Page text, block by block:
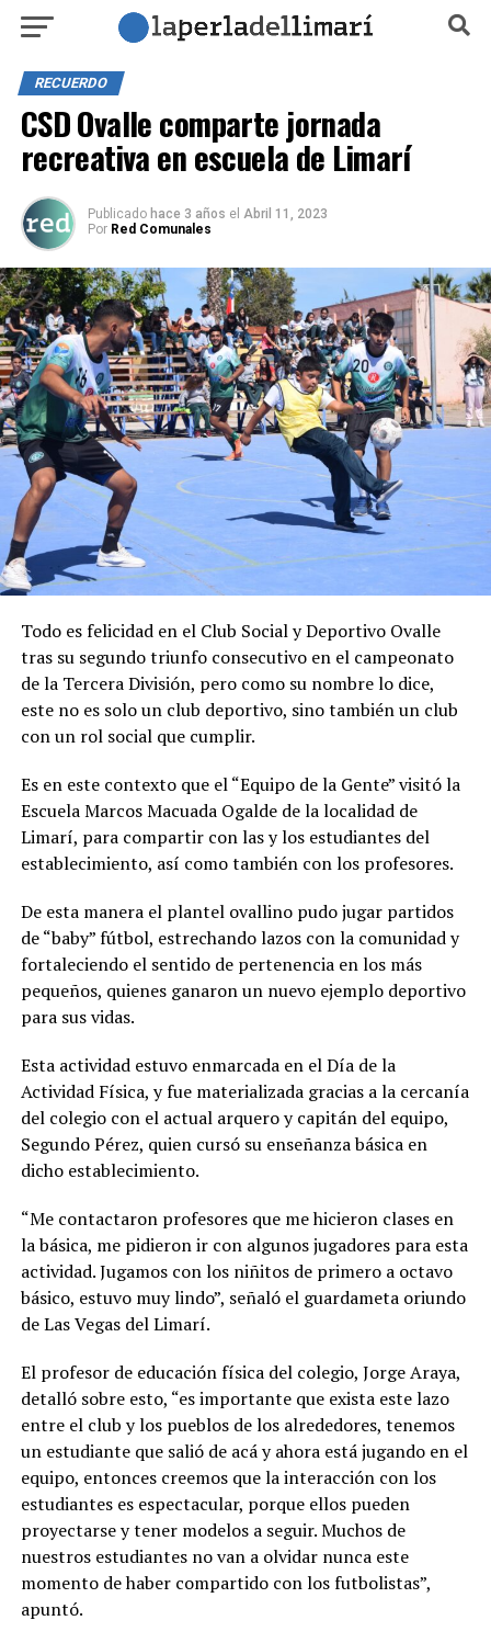
RECUERDO
CSD Ovalle comparte jornada
recreativa en escuela de Limarí
Publicado hace 3 años el Abril 11, 2023
Por Red Comunales
Todo es felicidad en el Club Social y Deportivo Ovalle
tras su segundo triunfo consecutivo en el campeonato
de la Tercera División, pero como su nombre lo dice,
este no es solo un club deportivo, sino también un club
con un rol social que cumplir.
Es en este contexto que el “Equipo de la Gente” visitó la
Escuela Marcos Macuada Ogalde de la localidad de
Limarí, para compartir con las y los estudiantes del
establecimiento, así como también con los profesores.
De esta manera el plantel ovallino pudo jugar partidos
de “baby” fútbol, estrechando lazos con la comunidad y
fortaleciendo el sentido de pertenencia en los más
pequeños, quienes ganaron un nuevo ejemplo deportivo
para sus vidas.
Esta actividad estuvo enmarcada en el Día de la
Actividad Física, y fue materializada gracias a la cercanía
del colegio con el actual arquero y capitán del equipo,
Segundo Pérez, quien cursó su enseñanza básica en
dicho establecimiento.
“Me contactaron profesores que me hicieron clases en
la básica, me pidieron ir con algunos jugadores para esta
actividad. Jugamos con los niñitos de primero a octavo
básico, estuvo muy lindo”, señaló el guardameta oriundo
de Las Vegas del Limarí.
El profesor de educación física del colegio, Jorge Araya,
detalló sobre esto, “es importante que exista este lazo
entre el club y los pueblos de los alrededores, tenemos
un estudiante que salió de acá y ahora está jugando en el
equipo, entonces creemos que la interacción con los
estudiantes es espectacular, porque ellos pueden
proyectarse y tener modelos a seguir. Muchos de
nuestros estudiantes no van a olvidar nunca este
momento de haber compartido con los futbolistas”,
apuntó.